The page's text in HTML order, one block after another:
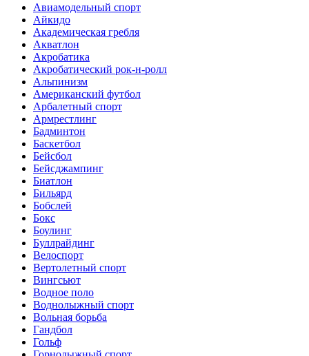
Авиамодельный спорт
Айкидо
Академическая гребля
Акватлон
Акробатика
Акробатический рок-н-ролл
Альпинизм
Американский футбол
Арбалетный спорт
Армрестлинг
Бадминтон
Баскетбол
Бейсбол
Бейсджампинг
Биатлон
Бильярд
Бобслей
Бокс
Боулинг
Буллрайдинг
Велоспорт
Вертолетный спорт
Вингсьют
Водное поло
Воднолыжный спорт
Вольная борьба
Гандбол
Гольф